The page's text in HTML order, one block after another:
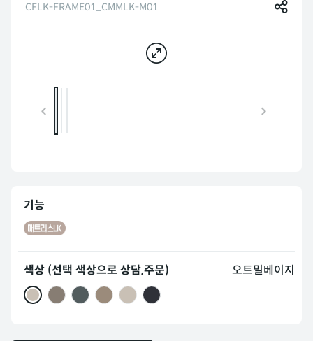
CFLK-FRAME01_CMMLK-M01
기능
색상 (선택 색상으로 상담,주문) 오트밀베이지